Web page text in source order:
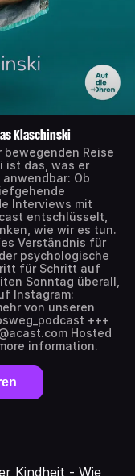
Klaschinski
Reise
ist das, was er
Ob
Interviews mit
entschlüsselt,
wie wir es tun.
Verständnis für
psychologische
für Schritt auf
Sonntag überall,
Instagram:
von unseren
+++
Hosted
information.
Kindheit - Wie